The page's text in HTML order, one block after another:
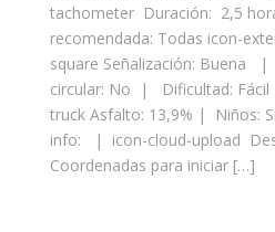
tachometer Duración: 2,5
recomendada: Todas icon-
square Señalización: Buena
circular: No | Dificultad:
truck Asfalto: 13,9% | Niños:
info: | icon-cloud-upload
Coordenadas para iniciar […]